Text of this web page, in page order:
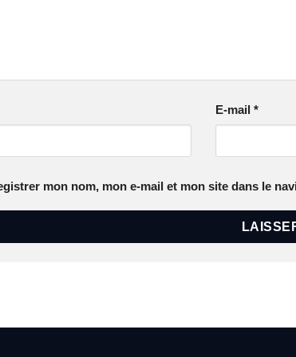
E-mail *
mon nom, mon e-mail et mon site dans le